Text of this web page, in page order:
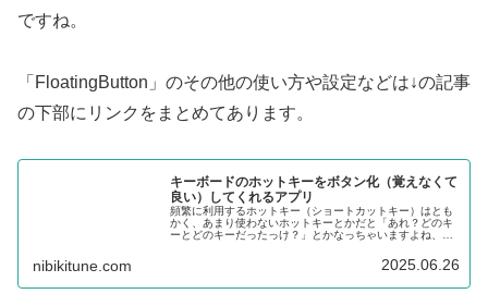
ですね。
「FloatingButton」のその他の使い方や設定などは↓の記事
の下部にリンクをまとめてあります。
キーボードのホットキーをボタン化（覚えなくて
良い）してくれるアプリ
頻繁に利用するホットキー（ショートカットキー）はとも
かく、あまり使わないホットキーとかだと「あれ？どのキ
ーとどのキーだったっけ？」とかなっちゃいますよね、今
リックするだけで実行できるようにしてくれます。
nibikitune.com 2025.06.26